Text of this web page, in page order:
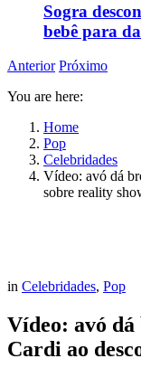
Sogra
bebê para
Anterior Próximo
You are here:
Home
Pop
Celebridades
Vídeo: avó dá
sobre reality
in Celebridades, Pop
Vídeo: avó
Cardi ao